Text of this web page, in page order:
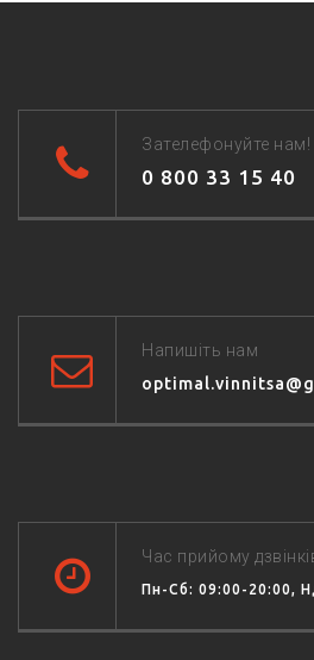
Зателефонуйте нам!
0 800 33 15 40
Напишіть нам
Час прийому
Пн-Сб: 09:00-20:00,